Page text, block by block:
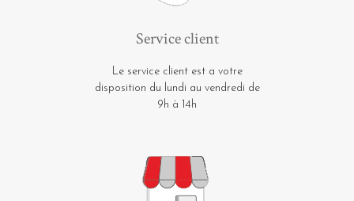
Service client
Le service client est a votre
disposition du lundi au vendredi de
9h à 14h